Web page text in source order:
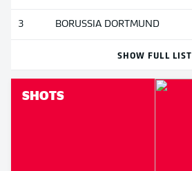
3 BORUSSIA DORTMUND
SHOW FULL LIST
SHOTS